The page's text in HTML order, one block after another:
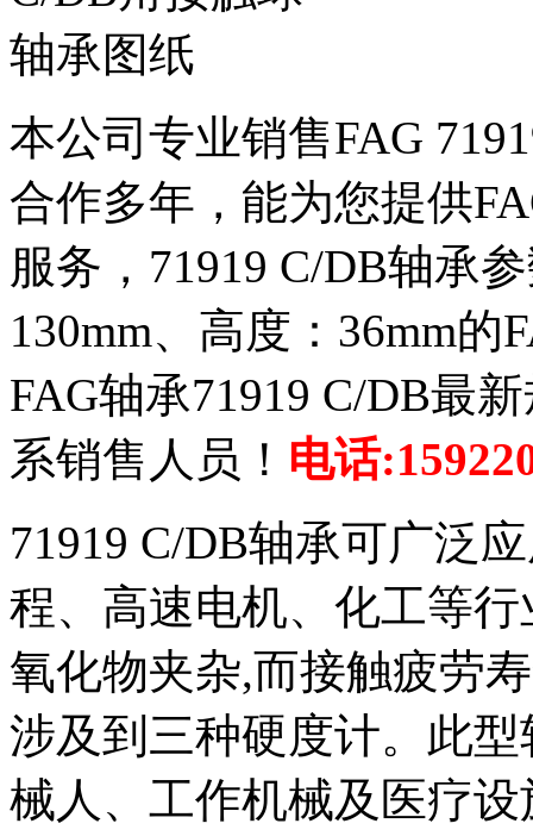
本公司专业销售FAG
合作多年，能为您提供
服务，71919 C/DB轴承
130mm、高度：36mm
FAG轴承71919 C/DB最
系销售人员！ 电话
71919 C/DB轴承可广泛
程、高速电机、化工等
氧化物夹杂,而接触疲劳
涉及到三种硬度计。此
械人、工作机械及医疗